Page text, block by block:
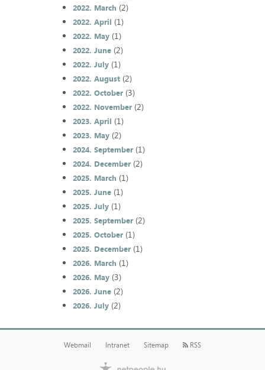
2022. March (2)
2022. April (1)
2022. May(1)
2022. June(2)
2022. July(1)
2022. August(2)
2022. October(3)
2022. November(2)
2023. April (1)
2023. May(2)
2024. September(1)
2024. December(2)
2025. March (1)
2025. June(1)
2025. July(1)
2025. September(2)
2025. October(1)
2025. December(1)
2026. March (1)
2026. May(3)
2026. June(2)
2026. July(2)
Webmail Intranet Sitemap RSS